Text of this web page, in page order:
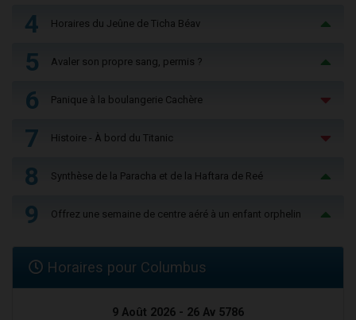
4 Horaires du Jeûne de Ticha Béav
5 Avaler son propre sang, permis ?
6 Panique à la boulangerie Cachère
7 Histoire - À bord du Titanic
8 Synthèse de la Paracha et de la Haftara de Reé
9 Offrez une semaine de centre aéré à un enfant orphelin
Horaires pour Columbus
9 Août 2026 - 26 Av 5786